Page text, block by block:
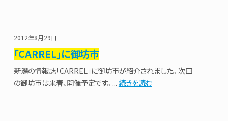
2012年8月29日
「CARREL」に御坊市
新潟の情報誌「CARREL」に御坊市が紹介されました。 次回
の御坊市は来春、開催予定です。 ...続きを読む